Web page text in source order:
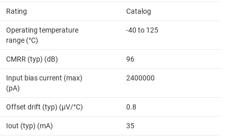
Rating Catalog
Operating temperature
range (°C)
-40 to 125
CMRR (typ) (dB) 96
Input bias current (max)
(pA)
2400000
Offset drift (typ) (µV/°C) 0.8
Iout (typ) (mA) 35